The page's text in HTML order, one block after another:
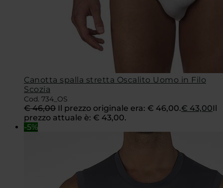
Canotta spalla stretta Oscalito Uomo in Filo
Scozia
Cod. 734_OS
€46,00 Il prezzo originale era: € 46,00.€ 43,00Il
prezzo attuale è: € 43,00.
-5%